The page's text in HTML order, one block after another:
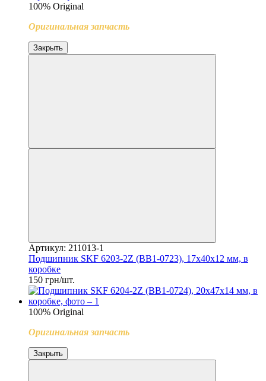
100% Original
Оригинальная запчасть
Закрыть
Артикул: 211013-1
Подшипник SKF 6203-2Z (BB1-0723), 17x40x12 мм, в
коробке
150 грн/шт.
100% Original
Оригинальная запчасть
Закрыть